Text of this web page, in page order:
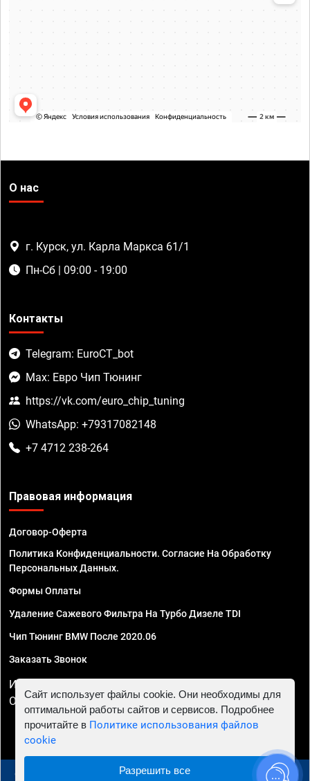
О нас
г. Курск, ул. Карла Маркса 61/1
Пн-Сб | 09:00 - 19:00
Контакты
Telegram: EuroCT_bot
Max: Евро Чип Тюнинг
https://vk.com/euro_chip_tuning
WhatsApp: +79317082148
+7 4712 238-264
Правовая информация
Договор-Оферта
Политика Конфиденциальности. Согласие На Обработку
Персональных Данных.
Формы Оплаты
Удаление Сажевого Фильтра На Турбо Дизеле TDI
Чип Тюнинг BMW После 2020.06
Заказать Звонок
ИП Смирнов Георгий Павлович. ИНН 781302555843,
ОГРНИП 324470400032610
© 2010 - 2026 Чип тюнинг в Курске - Автосервис "Евро
Сайт использует файлы cookie. Они необходимы для
оптимальной работы сайтов и сервисов. Подробнее
прочитайте в Политике использования файлов
cookie
Разрешить все